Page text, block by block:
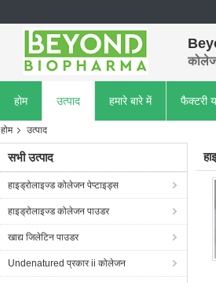
होम उत्पाद हमारे बारे में फैक्टरी
होम उत्पाद
सभी उत्पाद
हाइड्रोलाइज्ड कोलेजन पेप्टाइड्स
हाइड्रोलाइज्ड कोलेजन पाउडर
खाद्य जिलेटिन पाउडर
Undenatured प्रकार ii कोलेजन